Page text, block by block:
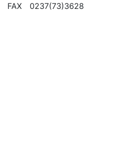
FAX 0237(73)3628